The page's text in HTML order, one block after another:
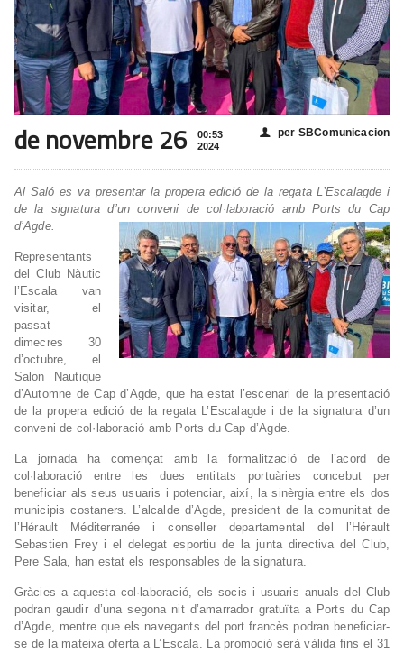
de novembre 26
00:53
2024
👤 per SBComunicacion
Al Saló es va presentar la propera edició de la regata L’Escalagde i
de la signatura d’un conveni de col·laboració amb Ports du Cap
d’Agde.
Representants
del Club Nàutic
l’Escala van
visitar, el
passat
dimecres 30
d’octubre, el
Salon Nautique
d’Automne de Cap d’Agde, que ha estat l’escenari de la presentació
de la propera edició de la regata L’Escalagde i de la signatura d’un
conveni de col·laboració amb Ports du Cap d’Agde.
La jornada ha començat amb la formalització de l’acord de
col·laboració entre les dues entitats portuàries concebut per
beneficiar als seus usuaris i potenciar, així, la sinèrgia entre els dos
municipis costaners. L’alcalde d’Agde, president de la comunitat de
l’Hérault Méditerranée i conseller departamental del l’Hérault
Sebastien Frey i el delegat esportiu de la junta directiva del Club,
Pere Sala, han estat els responsables de la signatura.
Gràcies a aquesta col·laboració, els socis i usuaris anuals del Club
podran gaudir d’una segona nit d’amarrador gratuïta a Ports du Cap
d’Agde, mentre que els navegants del port francès podran beneficiar-
se de la mateixa oferta a L’Escala. La promoció serà vàlida fins el 31